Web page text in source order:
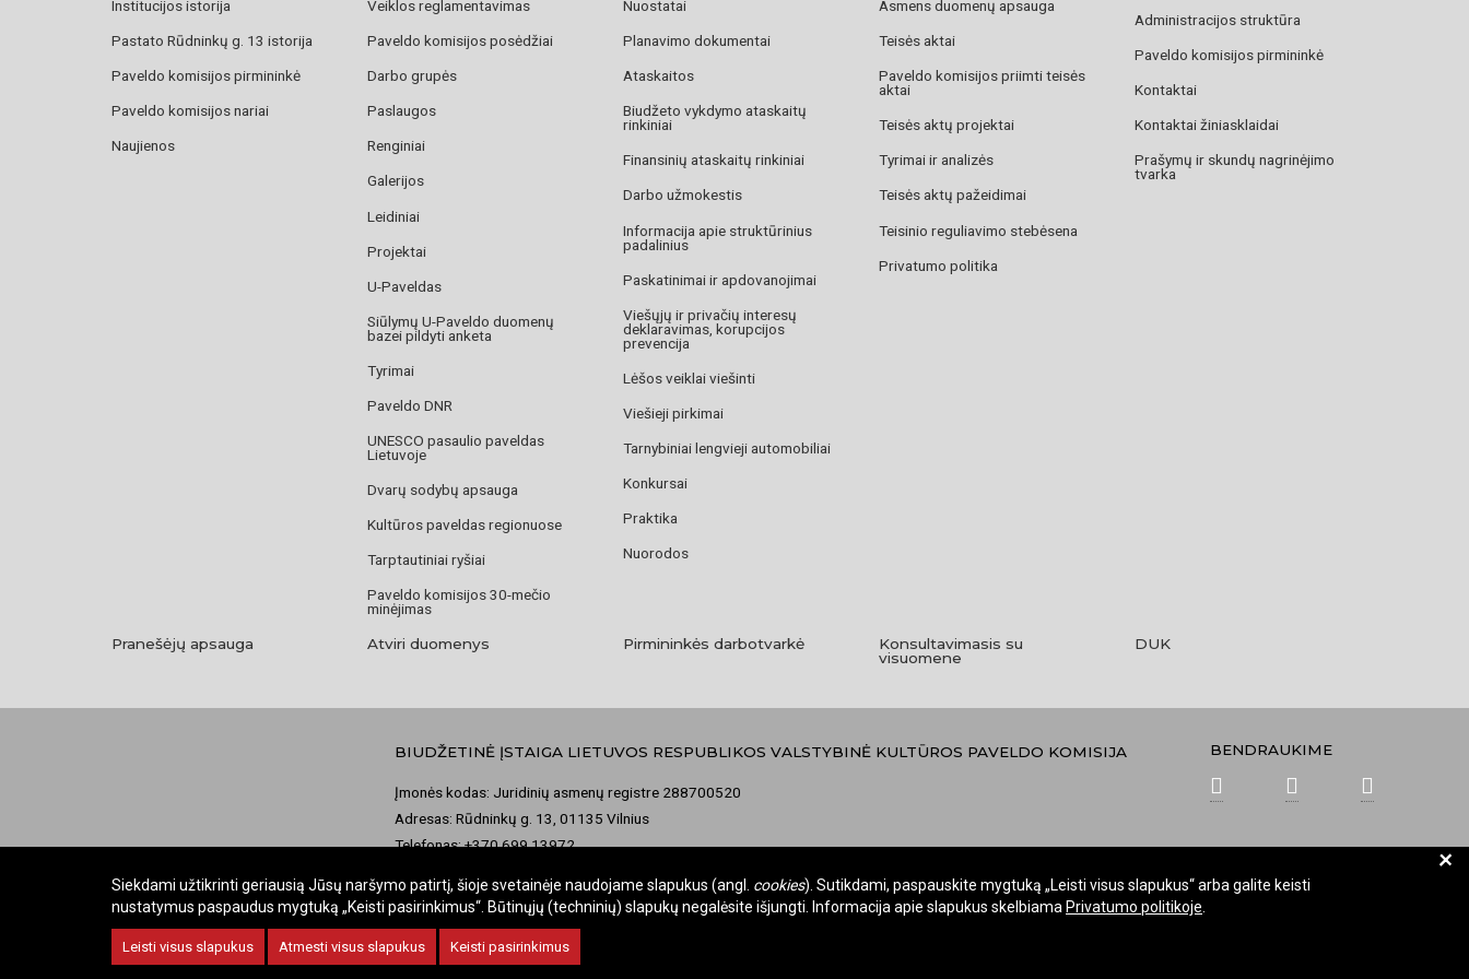
Institucijos istorija
Pastato Rūdninkų g. 13 istorija
Paveldo komisijos pirmininkė
Paveldo komisijos nariai
Naujienos
Veiklos reglamentavimas
Paveldo komisijos posėdžiai
Darbo grupės
Paslaugos
Renginiai
Galerijos
Leidiniai
Projektai
U-Paveldas
Siūlymų U-Paveldo duomenų
bazei pildyti anketa
Tyrimai
Paveldo DNR
UNESCO pasaulio paveldas
Lietuvoje
Dvarų sodybų apsauga
Kultūros paveldas regionuose
Tarptautiniai ryšiai
Paveldo komisijos 30-mečio
minėjimas
Nuostatai
Planavimo dokumentai
Ataskaitos
Biudžeto vykdymo ataskaitų
rinkiniai
Finansinių ataskaitų rinkiniai
Darbo užmokestis
Informacija apie struktūrinius
padalinius
Paskatinimai ir apdovanojimai
Viešųjų ir privačių interesų
deklaravimas, korupcijos
prevencija
Lėšos veiklai viešinti
Viešieji pirkimai
Tarnybiniai lengvieji automobiliai
Konkursai
Praktika
Nuorodos
Asmens duomenų apsauga
Teisės aktai
Paveldo komisijos priimti teisės
aktai
Teisės aktų projektai
Tyrimai ir analizės
Teisės aktų pažeidimai
Teisinio reguliavimo stebėsena
Privatumo politika
Administracijos struktūra
Paveldo komisijos pirmininkė
Kontaktai
Kontaktai žiniasklaidai
Prašymų ir skundų nagrinėjimo
tvarka
Pranešėjų apsauga Atviri duomenys Pirmininkės darbotvarkė
Konsultavimasis su
visuomene
DUK
BIUDŽETINĖ ĮSTAIGA LIETUVOS RESPUBLIKOS VALSTYBINĖ KULTŪROS PAVELDO KOMISIJA
Įmonės kodas: Juridinių asmenų registre 288700520
Adresas: Rūdninkų g. 13, 01135 Vilnius
Telefonas: +370 699 13972
BENDRAUKIME
© 2026 Valstybinė kultūros paveldo komisija. Visos teisės saugomos.
+
Siekdami užtikrinti geriausią Jūsų naršymo patirtį, šioje svetainėje naudojame slapukus (angl. cookies). Sutikdami, paspauskite mygtuką „Leisti visus slapukus“ arba galite keisti
nustatymus paspaudus mygtuką „Keisti pasirinkimus“. Būtinųjų (techninių) slapukų negalėsite išjungti. Informacija apie slapukus skelbiama Privatumo politikoje
Leisti visus slapukus Atmesti visus slapukus Keisti pasirinkimus